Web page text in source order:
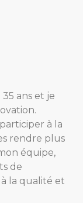
ans et je
à la
rendre plus
équipe,
de
la qualité et